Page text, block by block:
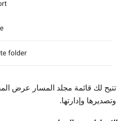
تتيح لك قائمة مجلد المسار عرض
وتصديرها وإدارتها.